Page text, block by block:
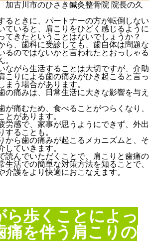
加古川市のひさき鍼灸整骨院 院長の久
るときに、パートナーの方が転倒しない
ていると、肩こりをひどく感じるように
てきたということはないでしょうか？
ら、歯科に受診しても、歯自体は問題な
るのではないかと言われたとおっしゃる
。
ながら生活することは大切ですが、介助
こりによる歯の痛みがひき起こると言っ
まう場合があります。
の痛みは、日常生活に大きな影響を与え
が痛むため、食べることがつらくなり、
とがあります。
労感で、家事が思うようにできず、外出
することも。
から歯の痛みが起こるメカニズムと、そ
していきます。
読んでいただくことで、肩こりと歯痛の
生活での簡単な対策方法を知ることで、
介護をより快適におこなえます。
ら歩くことによっ
痛を伴う肩こりの